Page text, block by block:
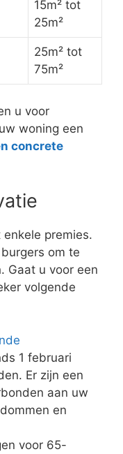
15m² tot
25m²
25m² tot
75m²
u voor
woning een
concrete
enkele premies.
om te
Gaat u voor een
volgende
1 februari
Er zijn een
aan uw
en
voor 65-